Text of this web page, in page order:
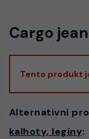
Cargo
Tento produkt
Alternativní
kalhoty, legíny: